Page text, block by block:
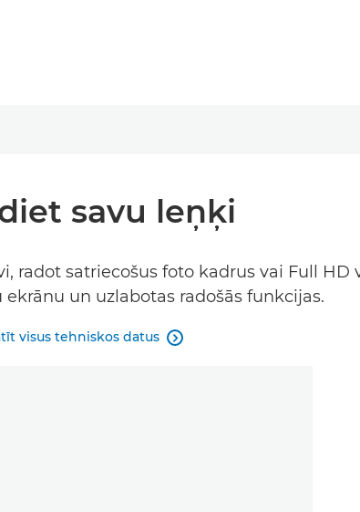
savu leņķi
radot satriecošus foto kadrus vai Full
un uzlabotas radošās funkcijas.
visus tehniskos datus 